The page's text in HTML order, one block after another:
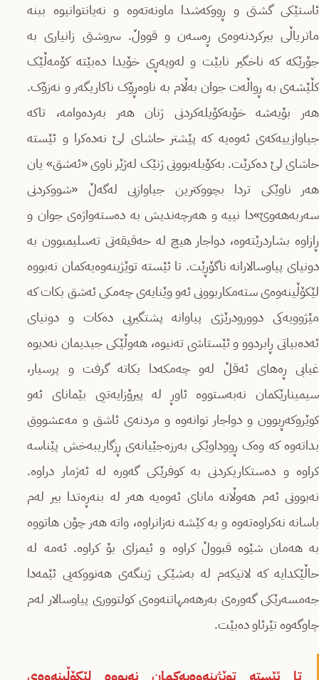
ئاستێکی گشتی و ڕووکەشدا ماونەتەوە و نەیانتوانیوە ببنە
ماتریاڵی بیرکردنەوەی ڕەسەن و قووڵ. سروشتی زانیاری بە
جۆرێکە کە ناخگیر نابێت و لەوپەڕی خۆیدا دەبێتە کۆمەڵێک
کڵێشەی بە ڕواڵەت جوان بەڵام بە ناوەڕۆک ناکاریگەر و نەزۆک.
هەر بۆیەشە خۆبەکۆیلەکردنی ژنان هەر بەردەوامە، تاکە
جیاوازییەکەی ئەوەیە کە پێشتر حاشای لێ نەدەکرا و ئێستە
حاشای لێ دەکرێت. بەکۆیلەبوونی ژنێک لەژێر ناوی «ئەشق» یان
هەر ناوێکی تردا بچووکترین جیاوازیی لەگەڵ «شووکردنی
سەربەهەوێ»دا نییە و هەرچەندیش بە دەستەواژەی جوان و
ڕازاوە بشاردرێتەوە، دواجار هیچ لە حەقیقەتی تەسلیمبوون بە
دونیای پیاوسالارانە ناگۆڕێت. تا ئێستە توێژینەوەیەکمان نەبووە
لێکۆڵینەوەی ستەمکاربوونی ئەو وێنایەی چەمکی ئەشق بکات کە
مێژوویەکی دوورودرێژی پیاوانە پشتگیریی دەکات و دونیای
ئەدەبیاتی ڕابردوو و ئێستاشی تەنیوە، هەوڵێکی جیدیمان نەدیوە
غیابی ڕەهای ئەقڵ لەو چەمکەدا بکاتە گرفت و پرسیار،
سیمینارێکمان نەبەستووە ئاوڕ لە پیرۆزایەتیی بێمانای ئەو
کوێروکەڕبوون و دواجار توانەوە و مردنەی ئاشق و مەعشووق
بداتەوە کە وەک ڕووداوێکی بەرزەجێیانەی ڕزگاریبەخش پێناسە
کراوە و دەستکاریکردنی بە کوفرێکی گەورە لە ئەژمار دراوە.
نەبوونی ئەم هەوڵانە مانای ئەوەیە هەر لە بنەڕەتدا بیر لەم
باسانە نەکراوەتەوە و بە کێشە نەزانراوە، واتە هەر چۆن هاتووە
بە هەمان شێوە قبووڵ کراوە و ئیمزای بۆ کراوە. ئەمە لە
حاڵێکدایە کە لانیکەم لە بەشێکی ژینگەی هەنووکەیی ئێمەدا
جەمسەرێکی گەورەی بەرهەمهاتنەوەی کولتووری پیاوسالار لەم
چاوگەوە تێرئاو دەبێت.